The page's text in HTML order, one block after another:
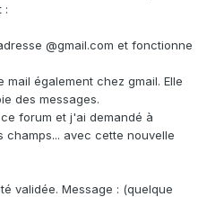
:
@gmail.com et fonctionne
également chez gmail. Elle
des messages.
forum et j'ai demandé à
avec cette nouvelle
validée. Message : (quelque